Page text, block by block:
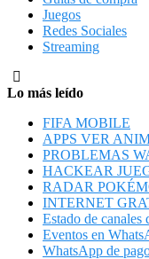
Juegos
Redes Sociales
Streaming
Lo más leído
FIFA MOBILE
APPS VER
PROBLEMAS
HACKEAR
RADAR
INTERNET
Estado de
Eventos en
WhatsApp de